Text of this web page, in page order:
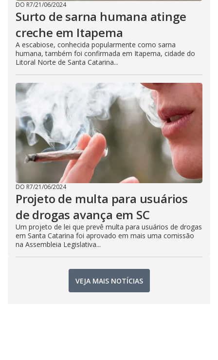
DO R7/21/06/2024
Surto de sarna humana atinge
creche em Itapema
A escabiose, conhecida popularmente como sarna
humana, também foi confirmada em Itapema, cidade do
Litoral Norte de Santa Catarina...
DO R7/21/06/2024
Projeto de multa para usuários
de drogas avança em SC
Um projeto de lei que prevê multa para usuários de drogas
em Santa Catarina foi aprovado em mais uma comissão
na Assembleia Legislativa...
VEJA MAIS NOTÍCIAS